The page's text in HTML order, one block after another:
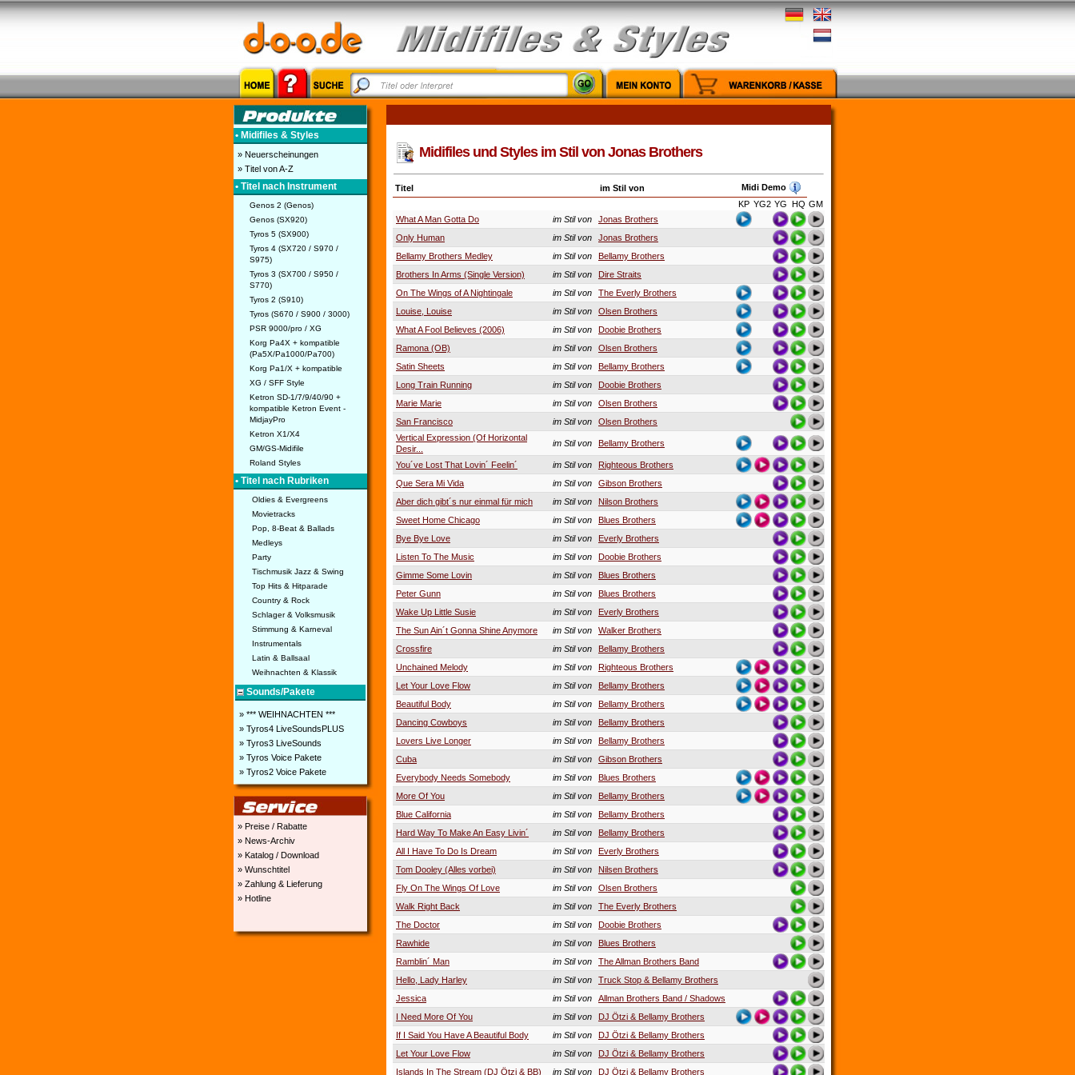
• Midifiles & Styles
» Neuerscheinungen
» Titel von A-Z
• Titel nach Instrument
Genos 2 (Genos)
Genos (SX920)
Tyros 5 (SX900)
Tyros 4 (SX720 / S970 /
S975)
Tyros 3 (SX700 / S950 /
S770)
Tyros 2 (S910)
Tyros (S670 / S900 / 3000)
PSR 9000/pro / XG
Korg Pa4X + kompatible
(Pa5X/Pa1000/Pa700)
Korg Pa1/X + kompatible
XG / SFF Style
Ketron SD-1/7/9/40/90 +
kompatible Ketron Event -
MidjayPro
Ketron X1/X4
GM/GS-Midifile
Roland Styles
• Titel nach Rubriken
Oldies & Evergreens
Movietracks
Pop, 8-Beat & Ballads
Medleys
Party
Tischmusik Jazz & Swing
Top Hits & Hitparade
Country & Rock
Schlager & Volksmusik
Stimmung & Karneval
Instrumentals
Latin & Ballsaal
Weihnachten & Klassik
Sounds/Pakete
» *** WEIHNACHTEN ***
» Tyros4 LiveSoundsPLUS
» Tyros3 LiveSounds
» Tyros Voice Pakete
» Tyros2 Voice Pakete
» Preise / Rabatte
» News-Archiv
» Katalog / Download
» Wunschtitel
» Zahlung & Lieferung
» Hotline
Midifiles und Styles im Stil von Jonas Brothers
Titel im Stil von
Midi Demo
KP YG2 YG HQ GM
What A Man Gotta Do
im Stil von
Jonas Brothers
Only Human
im Stil von
Jonas Brothers
Bellamy Brothers Medley
im Stil von
Bellamy Brothers
Brothers In Arms (Single Version)
im Stil von
Dire Straits
On The Wings of A Nightingale
im Stil von
The Everly Brothers
Louise, Louise
im Stil von
Olsen Brothers
What A Fool Believes (2006)
im Stil von
Doobie Brothers
Ramona (OB)
im Stil von
Olsen Brothers
Satin Sheets
im Stil von
Bellamy Brothers
Long Train Running
im Stil von
Doobie Brothers
Marie Marie
im Stil von
Olsen Brothers
San Francisco
im Stil von
Olsen Brothers
Vertical Expression (Of Horizontal
Desir...
im Stil von Bellamy Brothers
You´ve Lost That Lovin´ Feelin´ im Stil von
Righteous Brothers
Que Sera Mi Vida
im Stil von
Gibson Brothers
Aber dich gibt´s nur einmal für mich
im Stil von
Nilson Brothers
Sweet Home Chicago
im Stil von
Blues Brothers
Bye Bye Love
im Stil von
Everly Brothers
Listen To The Music
im Stil von
Doobie Brothers
Gimme Some Lovin
im Stil von
Blues Brothers
Peter Gunn
im Stil von
Blues Brothers
Wake Up Little Susie
im Stil von
Everly Brothers
The Sun Ain´t Gonna Shine Anymore
im Stil von
Walker Brothers
Crossfire
im Stil von
Bellamy Brothers
Unchained Melody
im Stil von
Righteous Brothers
Let Your Love Flow
im Stil von
Bellamy Brothers
Beautiful Body
im Stil von
Bellamy Brothers
Dancing Cowboys
im Stil von
Bellamy Brothers
Lovers Live Longer
im Stil von
Bellamy Brothers
Cuba
im Stil von
Gibson Brothers
Everybody Needs Somebody
im Stil von
Blues Brothers
More Of You
im Stil von
Bellamy Brothers
Blue California
im Stil von
Bellamy Brothers
Hard Way To Make An Easy Livin´
im Stil von
Bellamy Brothers
All I Have To Do Is Dream
im Stil von
Everly Brothers
Tom Dooley (Alles vorbei)
im Stil von
Nilsen Brothers
Fly On The Wings Of Love
im Stil von
Olsen Brothers
Walk Right Back
im Stil von
The Everly Brothers
The Doctor
im Stil von
Doobie Brothers
Rawhide
im Stil von
Blues Brothers
Ramblin´ Man
im Stil von
The Allman Brothers Band
Hello, Lady Harley
im Stil von
Truck Stop & Bellamy Brothers
Jessica
im Stil von
Allman Brothers Band / Shadows
I Need More Of You
im Stil von
DJ Ötzi & Bellamy Brothers
If I Said You Have A Beautiful Body
im Stil von
DJ Ötzi & Bellamy Brothers
Let Your Love Flow
im Stil von
DJ Ötzi & Bellamy Brothers
Islands In The Stream (DJ Ötzi & BB)
im Stil von DJ Ötzi & Bellamy Brothers